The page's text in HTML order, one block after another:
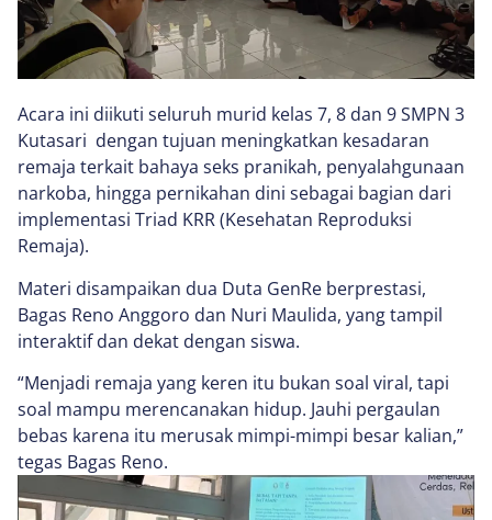
Acara ini diikuti seluruh murid kelas 7, 8 dan 9 SMPN 3
Kutasari dengan tujuan meningkatkan kesadaran
remaja terkait bahaya seks pranikah, penyalahgunaan
narkoba, hingga pernikahan dini sebagai bagian dari
implementasi Triad KRR (Kesehatan Reproduksi
Remaja).
Materi disampaikan dua Duta GenRe berprestasi,
Bagas Reno Anggoro dan Nuri Maulida, yang tampil
interaktif dan dekat dengan siswa.
“Menjadi remaja yang keren itu bukan soal viral, tapi
soal mampu merencanakan hidup. Jauhi pergaulan
bebas karena itu merusak mimpi-mimpi besar kalian,”
tegas Bagas Reno.